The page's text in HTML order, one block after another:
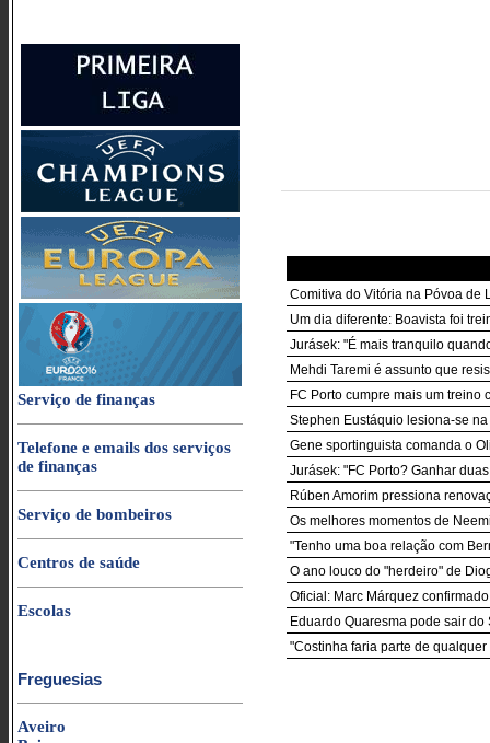
Serviço de finanças
Telefone e emails dos serviços
de finanças
Serviço de bombeiros
Centros de saúde
Escolas
Freguesias
Aveiro
Comitiva do Vitória na Póvoa de
Um dia diferente: Boavista foi
Jurásek: "É mais tranquilo
Mehdi Taremi é assunto que
FC Porto cumpre mais um
Stephen Eustáquio lesiona-se
Gene sportinguista comanda o
Jurásek: "FC Porto? Ganhar
Rúben Amorim pressiona
Os melhores momentos de
"Tenho uma boa relação com
O ano louco do "herdeiro" de
Oficial: Marc Márquez
Eduardo Quaresma pode sair
"Costinha faria parte de